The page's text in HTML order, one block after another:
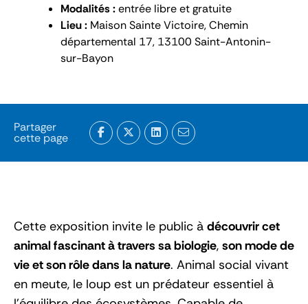
Modalités :entrée libre et gratuite
Lieu : Maison Sainte Victoire, Chemin
départemental 17, 13100 Saint-Antonin-
sur-Bayon
Partager
cette page
Cette exposition invite le public à découvrir cet
animal fascinant à travers sa biologie, son mode de
vie et son rôle dans la nature. Animal social vivant
en meute, le loup est un prédateur essentiel à